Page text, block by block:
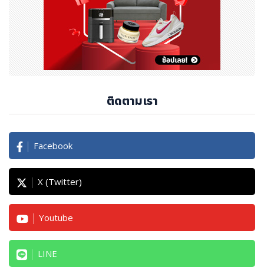
ติดตามเรา
Facebook
X (Twitter)
Youtube
LINE